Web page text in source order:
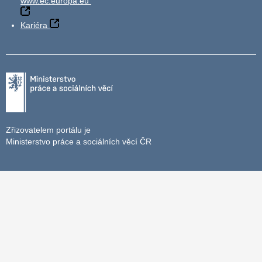
Kariéra
Zřizovatelem portálu je
Ministerstvo práce a sociálních věcí ČR